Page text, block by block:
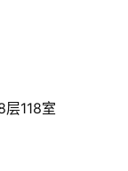
118室